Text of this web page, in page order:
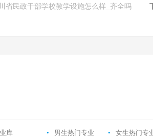
省民政干部学校教学设施怎么样_齐全吗
库 • 男生热门专业 • 女生热门专